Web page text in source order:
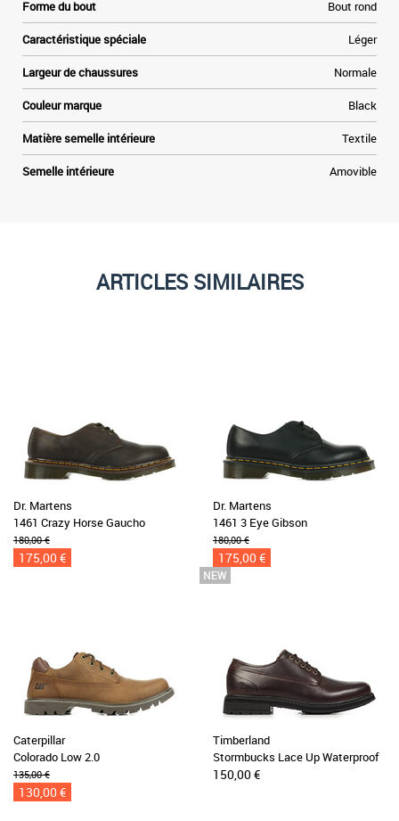
Forme du bout Bout rond
Caractéristique spéciale Léger
Largeur de chaussures Normale
Couleur marque Black
Matière semelle intérieure Textile
Semelle intérieure Amovible
ARTICLES SIMILAIRES
Dr. Martens
1461 Crazy Horse Gaucho
180,00 €
175,00 €
Dr. Martens
1461 3 Eye Gibson
180,00 €
175,00 €
Caterpillar
Colorado Low 2.0
135,00 €
130,00 €
Timberland
Stormbucks Lace Up Waterproof
150,00 €